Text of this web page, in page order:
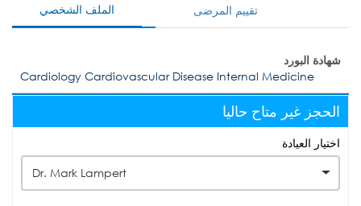
الملف الشخصي تقييم المرضى
شهادة البورد
Cardiology Cardiovascular Disease Internal Medicine
الحجز غير متاح حاليا
اختيار العيادة
Dr. Mark Lampert